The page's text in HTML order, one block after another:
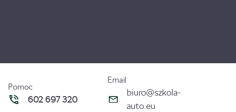
Pomoc
602 697 320
Email
biuro@szkola-
auto.eu